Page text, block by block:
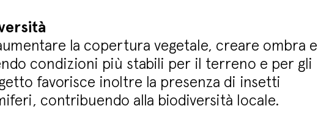
la copertura vegetale, creare ombra e
condizioni più stabili per il terreno e per gli
favorisce inoltre la presenza di insetti
contribuendo alla biodiversità locale.